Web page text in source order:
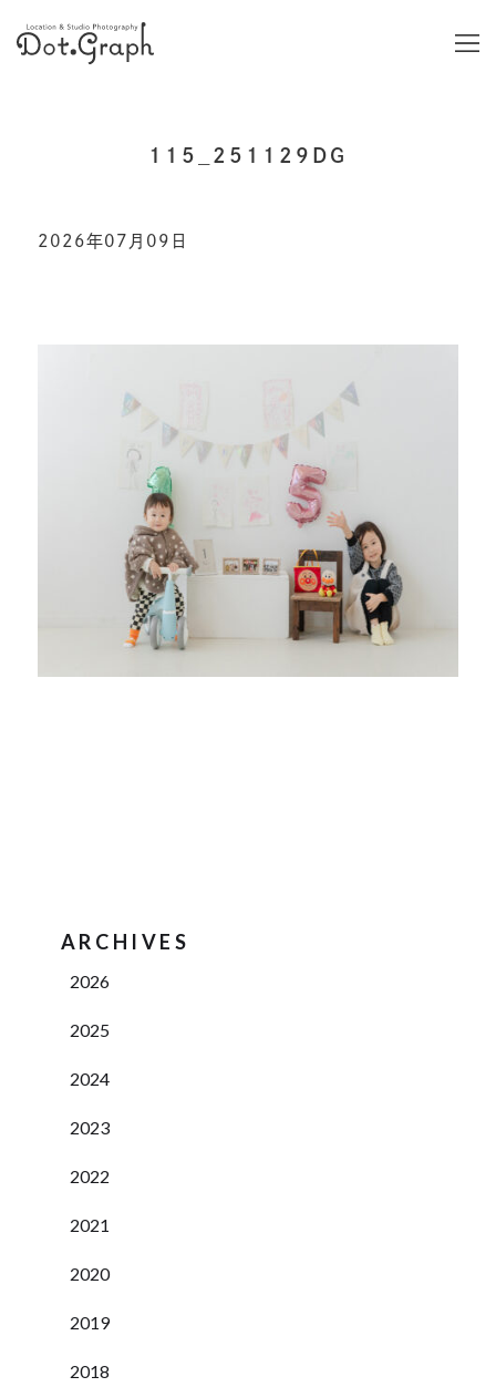
115_251129DG
2026年07月09日
ARCHIVES
2026
2025
2024
2023
2022
2021
2020
2019
2018